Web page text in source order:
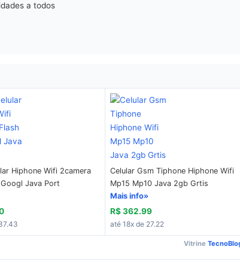
a todos
Hiphone Wifi 2camera
Java Port
Celular Gsm Tiphone Hiphone Wifi
Mp15 Mp10 Java 2gb Grtis
Mais info»
R$ 362.99
até 18x de 27.22
Vitrine